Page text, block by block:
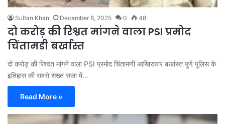
Sultan Khan December 8, 2025 0 48
दो करोड़ की रिश्वत मांगने वाला PSI प्रमोद
चिंतामडी बर्खास्त
दो करोड़ की रिश्वत मांगने वाला PSI प्रमोद चिंतामणी आखिरकार बर्खास्त पुणे पुलिस के
इतिहास की सबसे सख्त सजा में…
Read More »